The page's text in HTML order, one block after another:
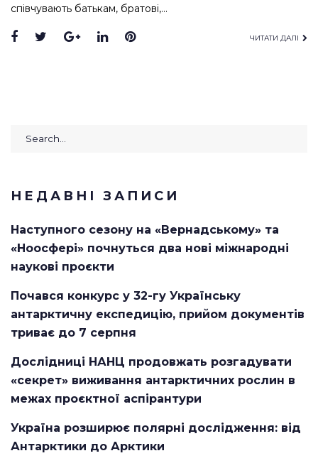
співчувають батькам, братові,…
Facebook
TwitterGoogle+
LinkedInPinterest ЧИТАТИ ДАЛІ
Search
НЕДАВНІ ЗАПИСИ
Наступного сезону на «Вернадському» та
«Ноосфері» почнуться два нові міжнародні
наукові проєкти
Почався конкурс у 32-гу Українську
антарктичну експедицію, прийом документів
триває до 7 серпня
Дослідниці НАНЦ продовжать розгадувати
«секрет» виживання антарктичних рослин в
межах проєктної аспірантури
Україна розширює полярні дослідження: від
Антарктики до Арктики